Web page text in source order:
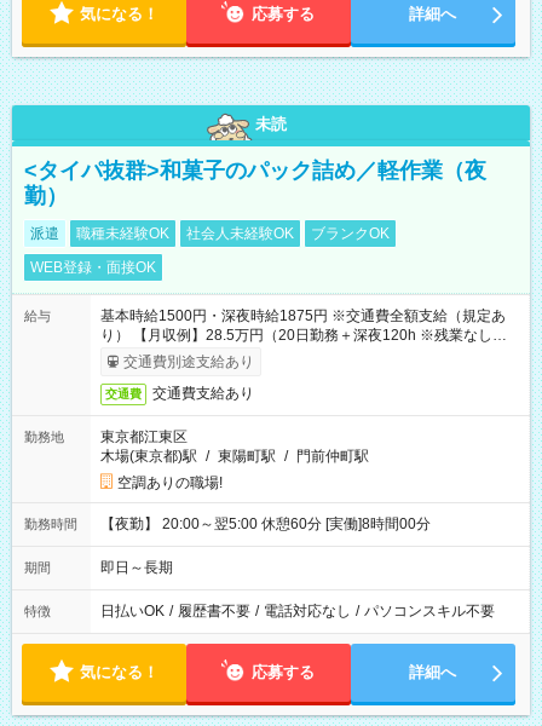
気になる！ 応募する 詳細へ
未読
<タイパ抜群>和菓子のパック詰め／軽作業（夜
勤）
派遣 職種未経験OK 社会人未経験OK
ブランクOK
WEB登録・面接OK
給与
基本時給1500円・深夜時給1875円 ※交通費全額支給（規定あ
り） 【月収例】28.5万円（20日勤務＋深夜120h ※残業なしの場
合）交通費別途支給あり
交通費 交通費支給あり
勤務地
東京都江東区
木場(東京都)駅 / 東陽町駅 / 門前仲町駅
空調ありの職場!
勤務時間 【夜勤】 20:00～翌5:00 休憩60分 [実働]8時間00分
期間 即日～長期
特徴 日払いOK / 履歴書不要 / 電話対応なし / パソコンスキル不要
気になる！ 応募する 詳細へ